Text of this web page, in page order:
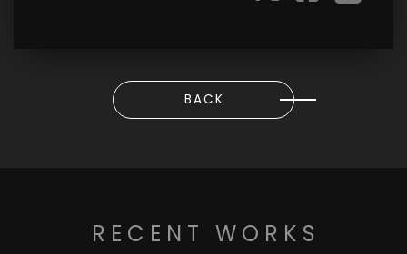
BACK
RECENT WORKS